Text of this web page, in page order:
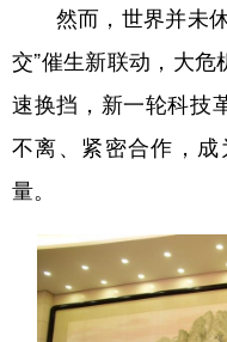
然而，世界并未休
交”催生新联动，大
速换挡，新一轮科技
不离、紧密合作，
量。